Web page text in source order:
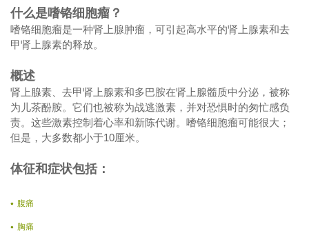
什么是嗜铬细胞瘤？
嗜铬细胞瘤是一种肾上腺肿瘤，可引起高水平的肾上腺素和去
甲肾上腺素的释放。
概述
肾上腺素、去甲肾上腺素和多巴胺在肾上腺髓质中分泌，被称
为儿茶酚胺。它们也被称为战逃激素，并对恐惧时的匆忙感负
责。这些激素控制着心率和新陈代谢。嗜铬细胞瘤可能很大；
但是，大多数都小于10厘米。
体征和症状包括：
腹痛
胸痛